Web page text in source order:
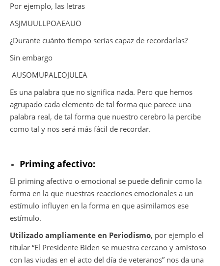
Por ejemplo, las letras
ASJMUULLPOAEAUO
¿Durante cuánto tiempo serías capaz de recordarlas?
Sin embargo
AUSOMUPALEOJULEA
Es una palabra que no significa nada. Pero que hemos
agrupado cada elemento de tal forma que parece una
palabra real, de tal forma que nuestro cerebro la percibe
como tal y nos será más fácil de recordar.
Priming afectivo:
El priming afectivo o emocional se puede definir como la
forma en la que nuestras reacciones emocionales a un
estímulo influyen en la forma en que asimilamos ese
estímulo.
Utilizado ampliamente en Periodismo, por ejemplo el
titular “El Presidente Biden se muestra cercano y amistoso
con las viudas en el acto del día de veteranos” nos da una